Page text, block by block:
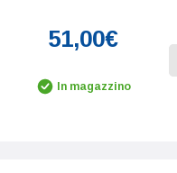
51,00€
In magazzino